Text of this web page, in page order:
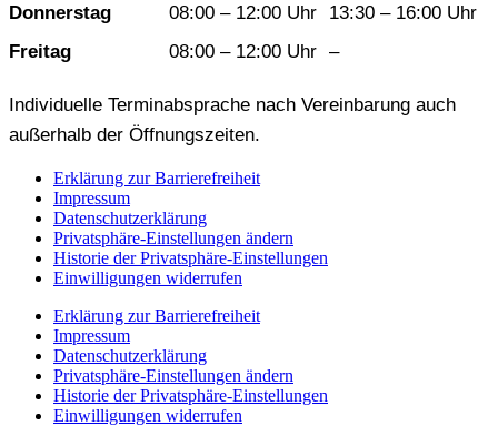
Donnerstag
08:00 – 12:00 Uhr
13:30 – 16:00 Uhr
Freitag
08:00 – 12:00 Uhr –
Individuelle Terminabsprache nach Vereinbarung auch
außerhalb der Öffnungszeiten.
Erklärung zur Barrierefreiheit
Impressum
Datenschutzerklärung
Privatsphäre-Einstellungen ändern
Historie der Privatsphäre-Einstellungen
Einwilligungen widerrufen
Erklärung zur Barrierefreiheit
Impressum
Datenschutzerklärung
Privatsphäre-Einstellungen ändern
Historie der Privatsphäre-Einstellungen
Einwilligungen widerrufen